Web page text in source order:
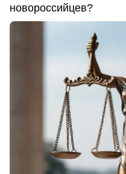
новороссийцев?